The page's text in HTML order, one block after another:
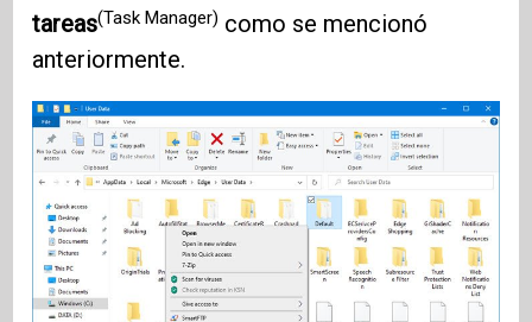
tareas(Task Manager) como se mencionó
anteriormente.